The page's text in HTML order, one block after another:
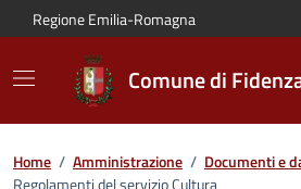
Vai al contenuto principale
Vai alla navigazione del sito
Vai al piede di pagina
Regione Emilia-Romagna
Comune di
Home / Amministrazione / Documenti e
Regolamenti del servizio Cultura